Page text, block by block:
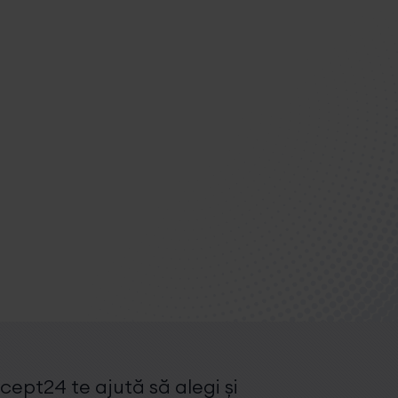
te ajută să alegi și